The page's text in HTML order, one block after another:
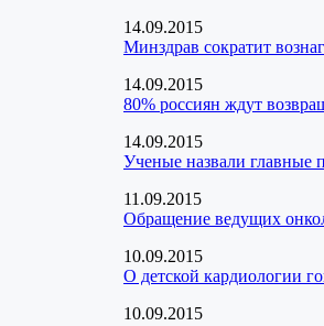
14.09.2015
Минздрав сократит
14.09.2015
80% россиян ждут
14.09.2015
Ученые назвали главные
11.09.2015
Обращение ведущих
10.09.2015
О детской кардиологии
10.09.2015